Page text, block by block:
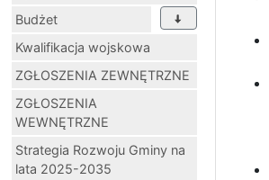
Budżet
Kwalifikacja wojskowa
ZGŁOSZENIA ZEWNĘTRZNE
ZGŁOSZENIA
WEWNĘTRZNE
Strategia Rozwoju Gminy na
lata 2025-2035